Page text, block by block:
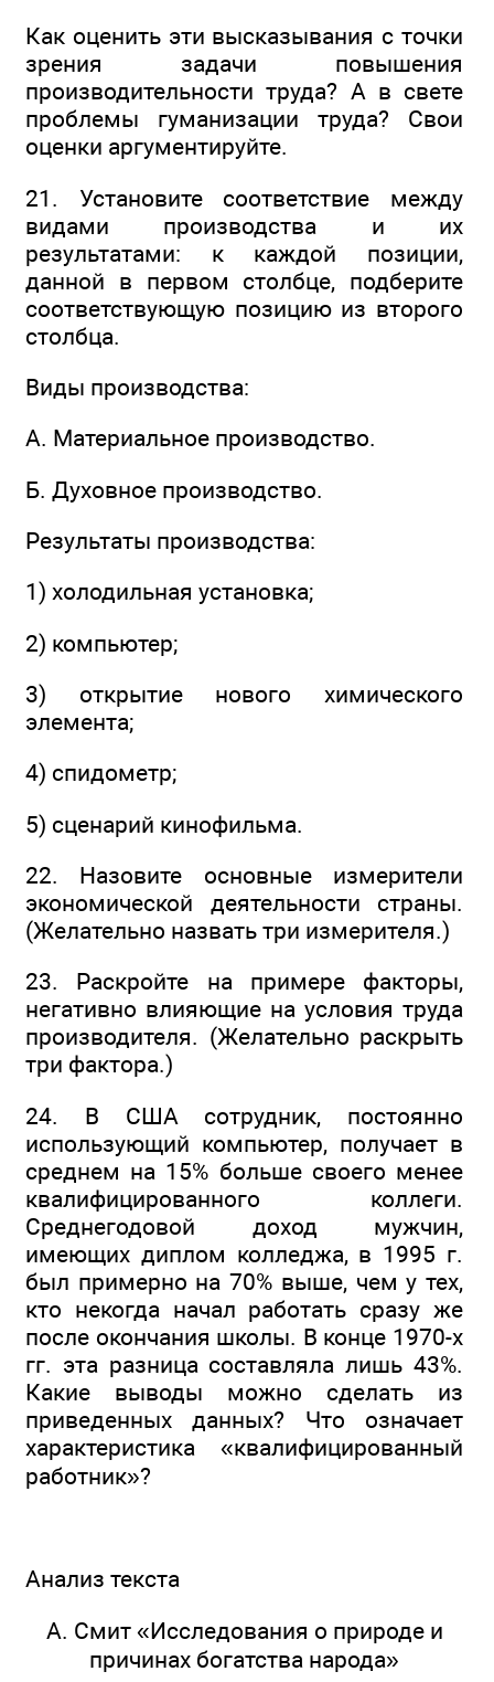
Как оценить эти высказывания с точки
зрения задачи повышения
производительности труда? А в свете
проблемы гуманизации труда? Свои
оценки аргументируйте.
21. Установите соответствие между
видами производства и их
результатами: к каждой позиции,
данной в первом столбце, подберите
соответствующую позицию из второго
столбца.
Виды производства:
А. Материальное производство.
Б. Духовное производство.
Результаты производства:
1) холодильная установка;
2) компьютер;
3) открытие нового химического
элемента;
4) спидометр;
5) сценарий кинофильма.
22. Назовите основные измерители
экономической деятельности страны.
(Желательно назвать три измерителя.)
23. Раскройте на примере факторы,
негативно влияющие на условия труда
производителя. (Желательно раскрыть
три фактора.)
24. В США сотрудник, постоянно
использующий компьютер, получает в
среднем на 15% больше своего менее
квалифицированного коллеги.
Среднегодовой доход мужчин,
имеющих диплом колледжа, в 1995 г.
был примерно на 70% выше, чем у тех,
кто некогда начал работать сразу же
после окончания школы. В конце 1970-х
гг. эта разница составляла лишь 43%.
Какие выводы можно сделать из
приведенных данных? Что означает
характеристика «квалифицированный
работник»?
Анализ текста
А. Смит «Исследования о природе и
причинах богатства народа»